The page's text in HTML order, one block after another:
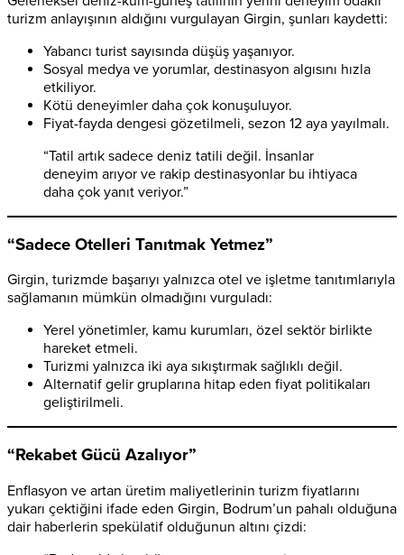
turizm anlayışının aldığını vurgulayan Girgin, şunları kaydetti:
Yabancı turist sayısında düşüş yaşanıyor.
Sosyal medya ve yorumlar, destinasyon algısını hızla
etkiliyor.
Kötü deneyimler daha çok konuşuluyor.
Fiyat-fayda dengesi gözetilmeli, sezon 12 aya yayılmalı.
“Tatil artık sadece deniz tatili değil. İnsanlar
deneyim arıyor ve rakip destinasyonlar bu ihtiyaca
daha çok yanıt veriyor.”
“Sadece Otelleri Tanıtmak Yetmez”
Girgin, turizmde başarıyı yalnızca otel ve işletme tanıtımlarıyla
sağlamanın mümkün olmadığını vurguladı:
Yerel yönetimler, kamu kurumları, özel sektör birlikte
hareket etmeli.
Turizmi yalnızca iki aya sıkıştırmak sağlıklı değil.
Alternatif gelir gruplarına hitap eden fiyat politikaları
geliştirilmeli.
“Rekabet Gücü Azalıyor”
Enflasyon ve artan üretim maliyetlerinin turizm fiyatlarını
yukarı çektiğini ifade eden Girgin, Bodrum’un pahalı olduğuna
dair haberlerin spekülatif olduğunun altını çizdi: